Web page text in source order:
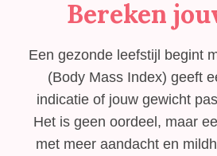
Bereken
Een gezonde leefstijl begint
(Body Mass Index) geeft
indicatie of jouw gewicht
Het is geen oordeel, maar
met meer aandacht en